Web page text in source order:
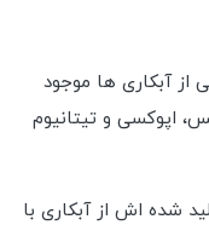
از آبکاری ها موجود
اپوکسی و تیتانیوم
شده اش از آبکاری با